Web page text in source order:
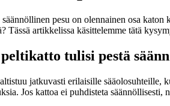
pesu on olennainen osa
Tässä artikkelissa käsittelemme tätä
tulisi pestä
jatkuvasti erilaisille sääolosuhteille,
Jos kattoa ei puhdisteta